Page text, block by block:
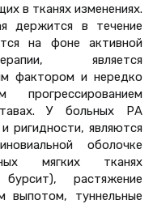
в тканях изменениях.
держится в течение
на фоне активной
является
фактором и нередко
У больных РА
ригидности, являются
оболочке
мягких тканях
бурсит), растяжение
выпотом, туннельные